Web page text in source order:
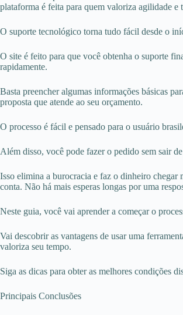
plataforma é feita para quem valoriza agilidade e
O suporte tecnológico torna tudo fácil desde o
O site é feito para que você obtenha o suporte
rapidamente.
Basta preencher algumas informações básicas
proposta que atende ao seu orçamento.
O processo é fácil e pensado para o usuário
Além disso, você pode fazer o pedido sem sair de
Isso elimina a burocracia e faz o dinheiro chegar
conta. Não há mais esperas longas por uma
Neste guia, você vai aprender a começar o
Vai descobrir as vantagens de usar uma
valoriza seu tempo.
Siga as dicas para obter as melhores condições
Principais Conclusões